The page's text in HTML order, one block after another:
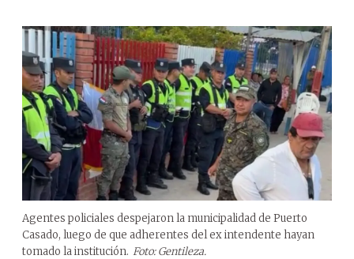
Agentes policiales despejaron la municipalidad de Puerto
Casado, luego de que adherentes del ex intendente hayan
tomado la institución. Foto: Gentileza.